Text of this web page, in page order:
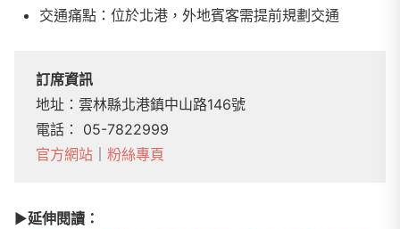
交通痛點：位於北港，外地賓客需提前規劃交通
訂席資訊
地址：雲林縣北港鎮中山路146號
電話： 05-7822999
官方網站
粉絲專頁
▶︎延伸閱讀：